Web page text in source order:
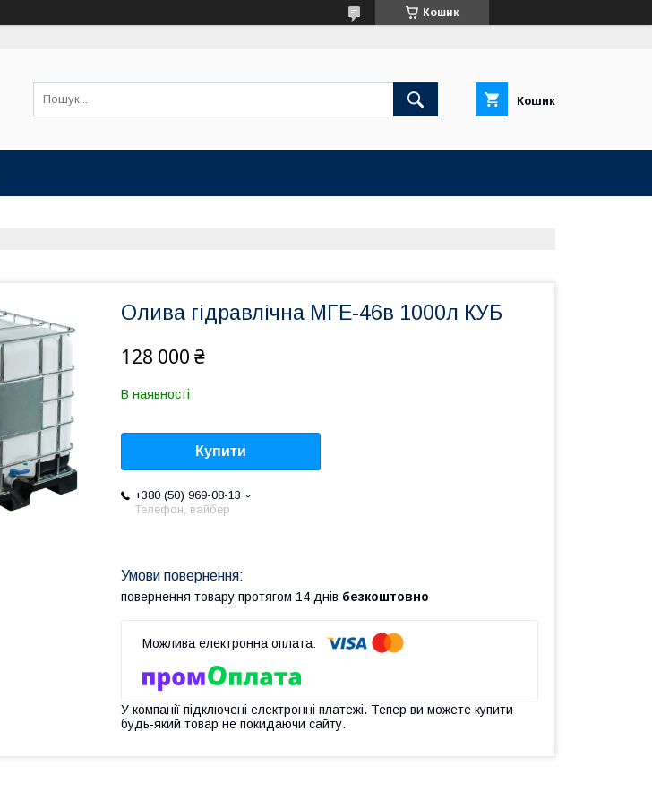
Кошик
Кошик
Олива гідравлічна МГЕ-46в 1000л КУБ
128 000 ₴
В наявності
Купити
+380 (50) 969-08-13
Телефон, вайбер
повернення товару протягом 14 днів безкоштовно
У компанії підключені електронні платежі. Тепер ви можете купити
будь-який товар не покидаючи сайту.